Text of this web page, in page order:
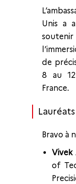
Unis a
de
8 au
France.
Lauréats
Bravo à
Vivek
of